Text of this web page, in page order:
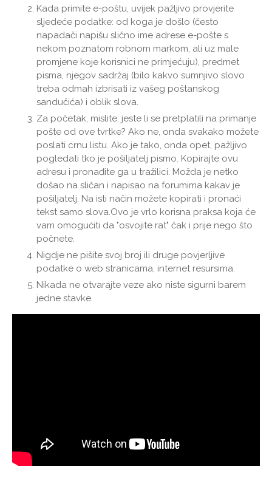
Kada primite e-poštu, uvijek pažljivo provjerite
sljedeće podatke: od koga je došlo (često
napadači napišu slično ime adrese e-pošte s
nekom poznatom robnom markom, ali uz male
promjene koje korisnici ne primjećuju), predmet
pisma, njegov sadržaj (bilo kakvo sumnjivo slovo
treba odmah izbrisati iz vašeg poštanskog
sandučića) i oblik slova.
Za početak, mislite: jeste li se pretplatili na primanje
pošte od ove tvrtke? Ako ne, onda svakako možete
poslati crnu listu. Ako je tako, onda opet, pažljivo
pogledati tko je pošiljatelj pismo. Kopirajte ovu
adresu i pronađite ga u tražilici. Možda je netko
došao na sličan i napisao na forumima kakav je
pošiljatelj. Na isti način možete kopirati i pronaći
tekst samo slova.Ovo je vrlo korisna praksa koja će
vam omogućiti da "osvojite rat" čak i prije nego što
počnete.
Nigdje ne pišite svoj broj ili druge povjerljive
podatke o web stranicama, internet resursima.
Nikada ne otvarajte veze ako niste sigurni barem
jedne stavke.